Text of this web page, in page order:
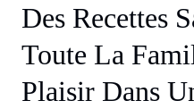
Des Recettes
Toute La
Plaisir Dans